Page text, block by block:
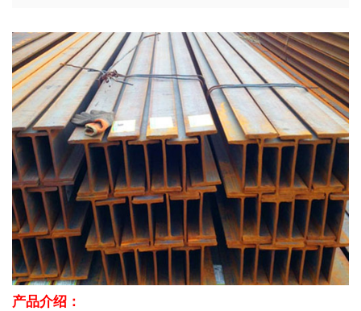
产品介绍：